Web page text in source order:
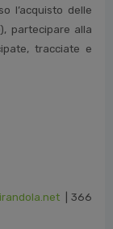
l’acquisto delle
partecipare alla
tracciate e
| 366